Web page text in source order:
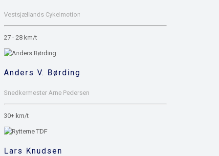
Vestsjællands Cykelmotion
27 - 28 km/t
Anders V. Børding
Snedkermester Arne Pedersen
30+ km/t
Lars Knudsen